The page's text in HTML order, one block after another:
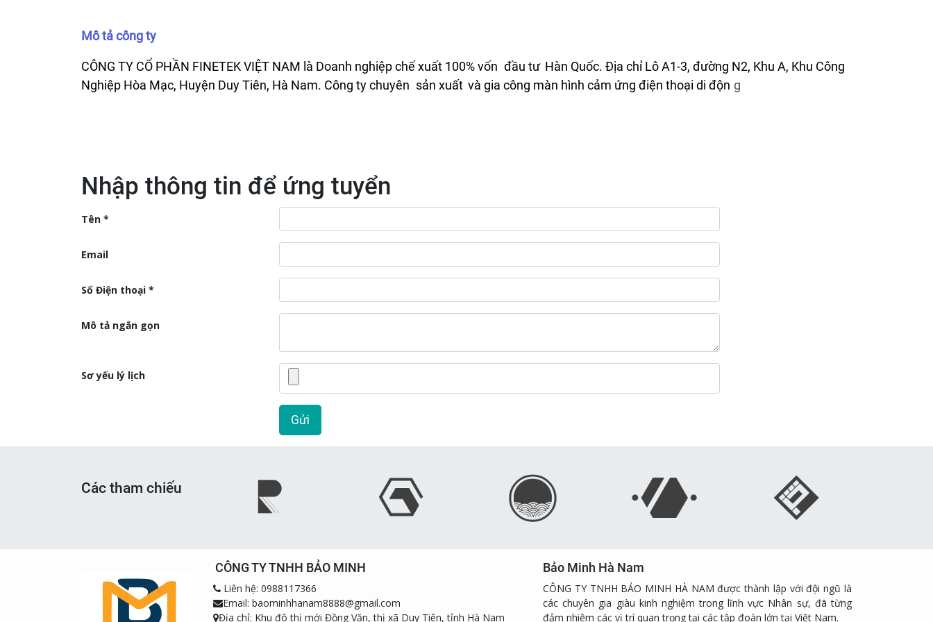
Mô tả công ty
CÔNG TY CỔ PHẦN FINETEK VIỆT NAM là Doanh nghiệp chế xuất 100% vốn đầu tư Hàn Quốc. Địa chỉ Lô A1-3, đường N2, Khu A, Khu Công
Nghiệp Hòa Mạc, Huyện Duy Tiên, Hà Nam. Công ty chuyên sản xuất và gia công màn hình cảm ứng điện thoại di độn g
Nhập thông tin để ứng tuyển
Tên
Email
Số Điện thoại
Mô tả ngắn gọn
Sơ yếu lý lịch
Gửi
Các tham chiếu
CÔNG TY TNHH BẢO MINH
Liên hệ: 0988117366
Email: baominhhanam8888@gmail.com
Địa chỉ: Khu đô thị mới Đồng Văn, thị xã Duy Tiên, tỉnh Hà Nam
Bảo Minh Hà Nam
CÔNG TY TNHH BẢO MINH HÀ NAM được thành lập với đội ngũ là
các chuyên gia giàu kinh nghiệm trong lĩnh vực Nhân sự, đã từng
đảm nhiệm các vị trí quan trọng tại các tập đoàn lớn tại Việt Nam.